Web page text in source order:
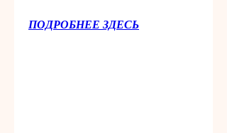
ПОДРОБНЕЕ ЗДЕСЬ